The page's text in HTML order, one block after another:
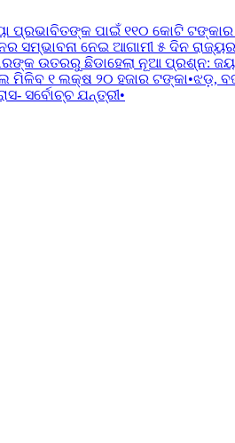
ପ୍ରଭାବିତଙ୍କ ପାଇଁ ୧୧୦ କୋଟି
ସମ୍ଭାବନା ନେଇ ଆଗାମୀ ୫ ଦିନ ରାଜ୍ୟର
ଉତରରୁ ଛିଡାହେଲା ନୂଆ ପ୍ରଶ୍ନ:
୧ ଲକ୍ଷ ୨୦ ହଜାର ଟଙ୍କା•ଝଡ଼,
ସର୍ବୋଚ୍ଚ ଯନ୍ତ୍ରୀ•